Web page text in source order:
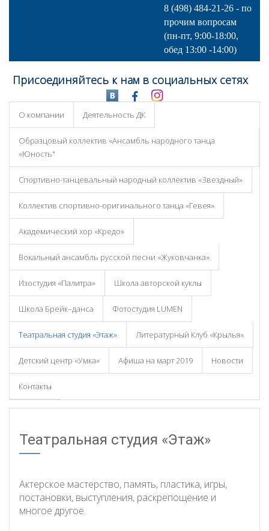
8 (498) 484-21-26 - по
прочим вопросам
(пн-пт, 9:00-18:00,
обед 13:00 -14:00)
Присоединяйтесь к нам в социальных сетях
О компании Деятельность ДК
Образцовый коллектив «Ансамбль народного танца
»Юность"
Спортивно-танцевальный народный коллектив «Звездный»
Коллектив спортивно-оригинального танца «Гевея»
Академический хор «Кредо»
Вокальный ансамбль русской песни «Жуковчанка»
Изостудия «Палитра» Школа авторской куклы
Школа Брейк–данса Фотостудия LUMEN
Театральная студия «Этаж» Литературный Клуб «Крылья»
Детский центр «Умка» Афиша на март 2019 Новости
Контакты
Театральная студия «Этаж»
Актерское мастерство, память, пластика, игры,
постановки, выступления, раскрепощение и
многое другое.